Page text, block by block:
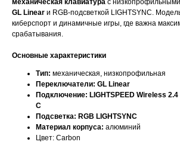
механическая клавиатура с
GL Linear и RGB-подсветкой LIGHTSYNC.
киберспорт и динамичные игры, где важна
срабатывания.
Основные характеристики
Тип: механическая, низкопрофильная
Переключатели: GL Linear
Подключение: LIGHTSPEED Wireless
C
Подсветка: RGB LIGHTSYNC
Материал корпуса: алюминий
Цвет: Carbon